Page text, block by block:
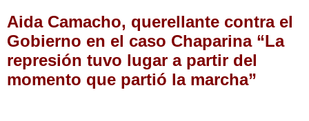
Aida Camacho, querellante contra el
Gobierno en el caso Chaparina “La
represión tuvo lugar a partir del
momento que partió la marcha”